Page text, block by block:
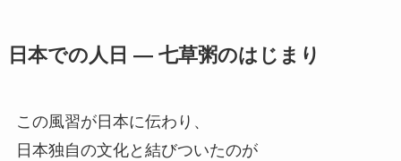
日本での人日 ― 七草粥のはじまり
この風習が日本に伝わり、
日本独自の文化と結びついたのが